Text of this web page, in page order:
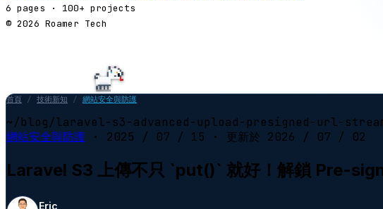
6 pages · 100+ projects
© 2026 Roamer Tech
首頁 / 技術新知 / 網站安全與防護
~/blog/laravel-s3-advanced-upload-presigned-url-
網站安全與防護 · 2025 / 07 / 15 · 更新於 2026 / 07 / 02
Laravel S3 上傳不只 `put()` 就好！解鎖 Pre-
Eric